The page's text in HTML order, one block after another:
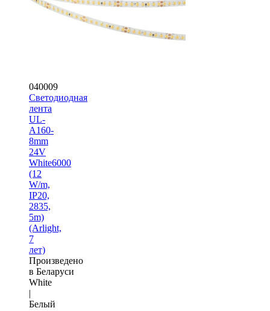
040009
Светодиодная
лента
UL-
A160-
8mm
24V
White6000
(12
W/m,
IP20,
2835,
5m)
(Arlight,
7
лет)
Произведено
в Беларуси
White
|
Белый